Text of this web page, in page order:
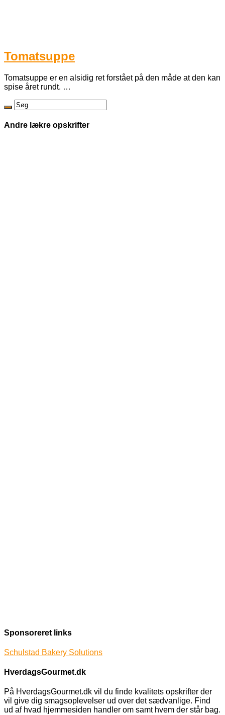
Tomatsuppe
Tomatsuppe er en alsidig ret forstået på den måde at den kan
spise året rundt. …
Andre lækre opskrifter
Sponsoreret links
Schulstad Bakery Solutions
HverdagsGourmet.dk
På HverdagsGourmet.dk vil du finde kvalitets opskrifter der
vil give dig smagsoplevelser ud over det sædvanlige. Find
ud af hvad hjemmesiden handler om samt hvem der står bag.